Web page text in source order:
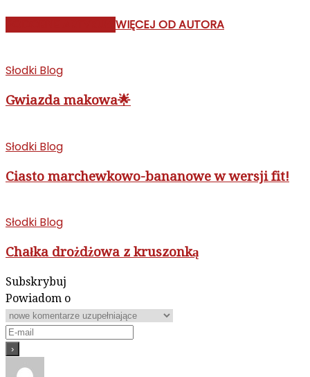
WIĘCEJ OD AUTORA
Słodki Blog
Gwiazda makowa🌟
Słodki Blog
Ciasto marchewkowo-bananowe w wersji fit!
Słodki Blog
Chałka drożdżowa z kruszonką
Subskrybuj
Powiadom o